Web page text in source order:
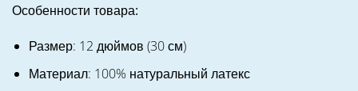
Особенности товара:
Размер: 12 дюймов (30 см)
Материал: 100% натуральный латекс